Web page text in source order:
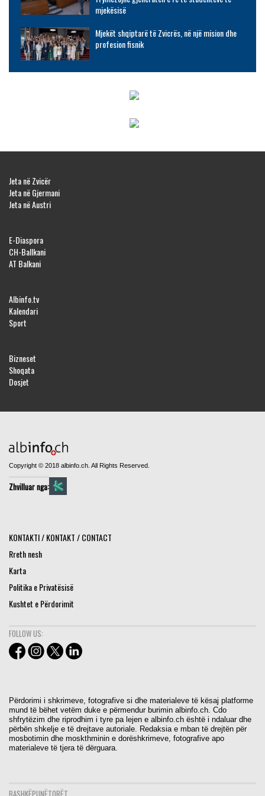
mjekësisë
Mjekët shqiptarë të Zvicrës, në një mision dhe
profesion fisnik
Jeta në Zvicër
Jeta në Gjermani
Jeta në Austri
E-Diaspora
CH-Ballkani
AT Balkani
Albinfo.tv
Kalendari
Sport
Bizneset
Shoqata
Dosjet
Copyright © 2018 albinfo.ch. All Rights Reserved.
Zhvilluar nga:
KONTAKTI / KONTAKT / CONTACT
Rreth nesh
Karta
Politika e Privatësisë
Kushtet e Përdorimit
FOLLOW US:
Përdorimi i shkrimeve, fotografive si dhe materialeve të kësaj platforme
mund të bëhet vetëm duke e përmendur burimin albinfo.ch. Cdo
shfrytëzim dhe riprodhim i tyre pa lejen e albinfo.ch është i ndaluar dhe
përbën shkelje e të drejtave autoriale. Redaksia e mban të drejtën për
mosbotimin dhe moskthminin e dorëshkrimeve, fotografive apo
materialeve të tjera të dërguara.
BASHKËPUNËTORËT